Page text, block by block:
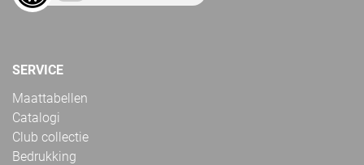
SERVICE
Maattabellen
Catalogi
Club collectie
Bedrukking